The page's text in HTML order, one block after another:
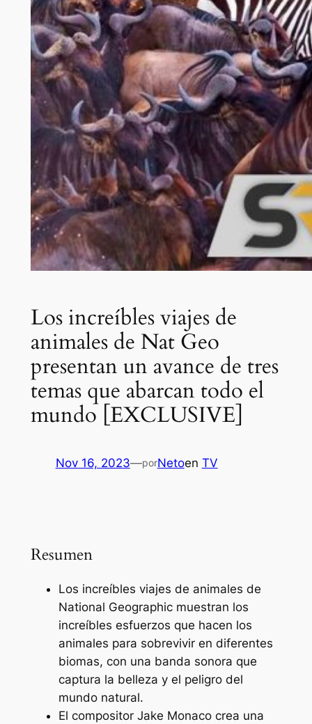
Los increíbles viajes de
animales de Nat Geo
presentan un avance de tres
temas que abarcan todo el
mundo [EXCLUSIVE]
Nov 16, 2023—porNetoen TV
Resumen
Los increíbles viajes de animales de
National Geographic muestran los
increíbles esfuerzos que hacen los
animales para sobrevivir en diferentes
biomas, con una banda sonora que
captura la belleza y el peligro del
mundo natural.
El compositor Jake Monaco crea una